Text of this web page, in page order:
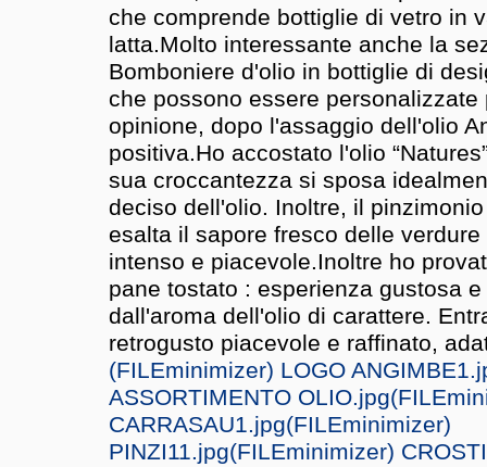
che comprende bottiglie di vetro in
latta.Molto interessante anche la
Bomboniere d'olio in bottiglie di
che possono essere personalizzate
opinione, dopo l'assaggio dell'olio
positiva.Ho accostato l'olio
sua croccantezza si sposa
deciso dell'olio. Inoltre, il
esalta il sapore fresco delle
intenso e piacevole.Inoltre ho
pane tostato : esperienza gustosa
dall'aroma dell'olio di carattere.
retrogusto piacevole e raffinato,
(FILEminimizer) LOGO
ASSORTIMENTO OLIO.jpg
CARRASAU1.jpg(FILEminimizer)
PINZI11.jpg(FILEminimizer)